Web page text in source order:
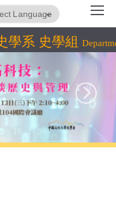
學系 史學組
Powered by